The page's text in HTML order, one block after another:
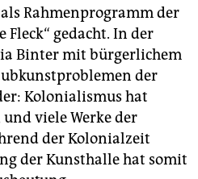
Rahmenprogramm der
Fleck“ gedacht. In der
Binter mit bürgerlichem
der
Kolonialismus hat
viele Werke der
der Kolonialzeit
der Kunsthalle hat somit